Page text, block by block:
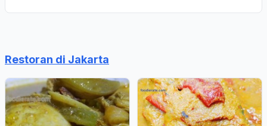
Restoran di Jakarta